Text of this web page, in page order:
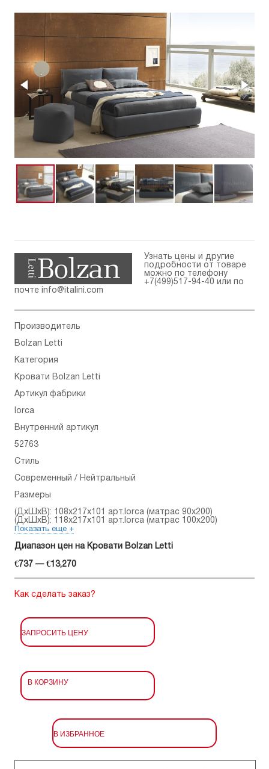
Узнать цены и другие
подробности от товаре
можно по телефону
+7(499)517-94-40 или по
почте
info@italini.com
Производитель
Bolzan Letti
Категория
Кровати Bolzan Letti
Артикул фабрики
Iorca
Внутренний артикул
52763
Стиль
Современный / Нейтральный
Размеры
(ДхШхВ): 108x217x101 арт.Iorca (матрас 90х200)
(ДхШхВ): 118x217x101 арт.Iorca (матрас 100х200)
Показать еще +
Диапазон цен на Кровати Bolzan Letti
€737 — €13,270
Как сделать заказ?
ЗАПРОСИТЬ ЦЕНУ
В КОРЗИНУ
В ИЗБРАННОЕ